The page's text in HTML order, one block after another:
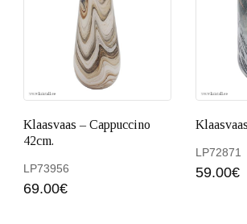
Klaasvaas – Cappuccino
42cm.
LP73956
69.00€
LP72871
59.00€